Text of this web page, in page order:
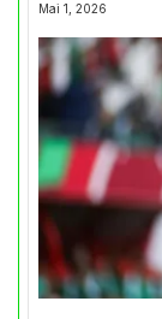
Mai 1, 2026